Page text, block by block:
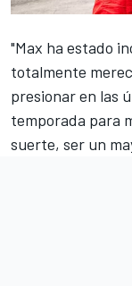
"Max ha estado
totalmente
presionar en las
temporada para
suerte, ser un